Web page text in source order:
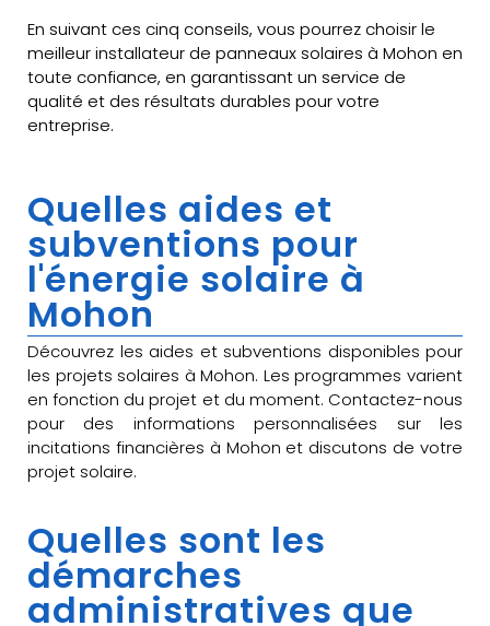
En suivant ces cinq conseils, vous pourrez choisir le
meilleur installateur de panneaux solaires à Mohon en
toute confiance, en garantissant un service de
qualité et des résultats durables pour votre
entreprise.
Quelles aides et
subventions pour
l'énergie solaire à
Mohon
Découvrez les aides et subventions disponibles pour
les projets solaires à Mohon. Les programmes varient
en fonction du projet et du moment. Contactez-nous
pour des informations personnalisées sur les
incitations financières à Mohon et discutons de votre
projet solaire.
Quelles sont les
démarches
administratives que